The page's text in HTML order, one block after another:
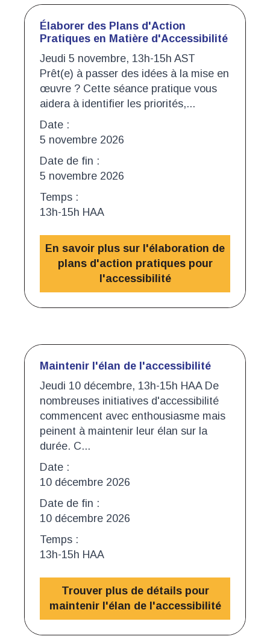
Élaborer des Plans d'Action
Pratiques en Matière d'Accessibilité
Jeudi 5 novembre, 13h-15h AST
Prêt(e) à passer des idées à la mise en
œuvre ? Cette séance pratique vous
aidera à identifier les priorités,...
Date :
5 novembre 2026
Date de fin :
5 novembre 2026
Temps :
13h-15h HAA
En savoir plus sur l'élaboration de
plans d'action pratiques pour
l'accessibilité
Maintenir l'élan de l'accessibilité
Jeudi 10 décembre, 13h-15h HAA De
nombreuses initiatives d'accessibilité
commencent avec enthousiasme mais
peinent à maintenir leur élan sur la
durée. C...
Date :
10 décembre 2026
Date de fin :
10 décembre 2026
Temps :
13h-15h HAA
Trouver plus de détails pour
maintenir l'élan de l'accessibilité